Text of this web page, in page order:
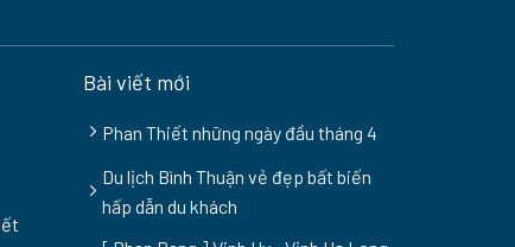
Bài viết mới
Phan Thiết những ngày đầu tháng 4
Du lịch Bình Thuận vẻ đẹp bất biến
hấp dẫn du khách